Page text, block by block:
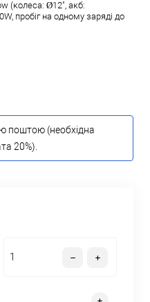
(колеса: Ø12", акб:
пробіг на одному заряді до
поштою (необхідна
20%).